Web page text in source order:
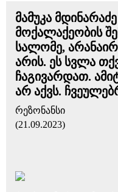
მამუკა
მოქალაქეობის
სალომე,
არის. ეს სვლა
ჩაგივარდათ.
არ აქვს.
რეზონანსი
(21.09.2023)